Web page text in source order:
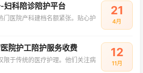
妇科陪诊陪护平台
门医院产科建档名额紧张。贴心护
21
4月
院护工陪护服务收费
限于传统的医疗护理。他们关注病
12
11月